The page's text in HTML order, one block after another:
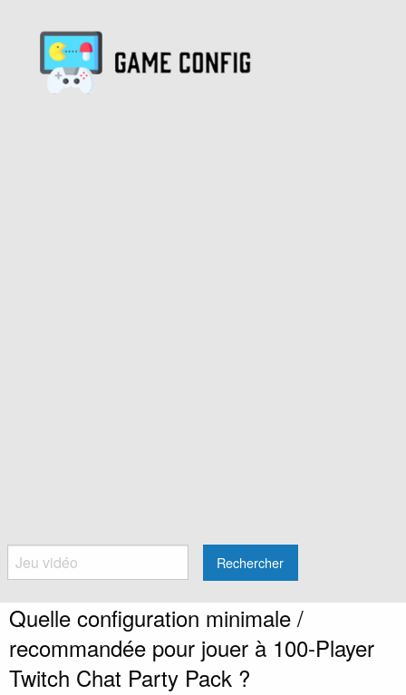
Rechercher
Quelle configuration minimale /
recommandée pour jouer à 100-Player
Twitch Chat Party Pack ?